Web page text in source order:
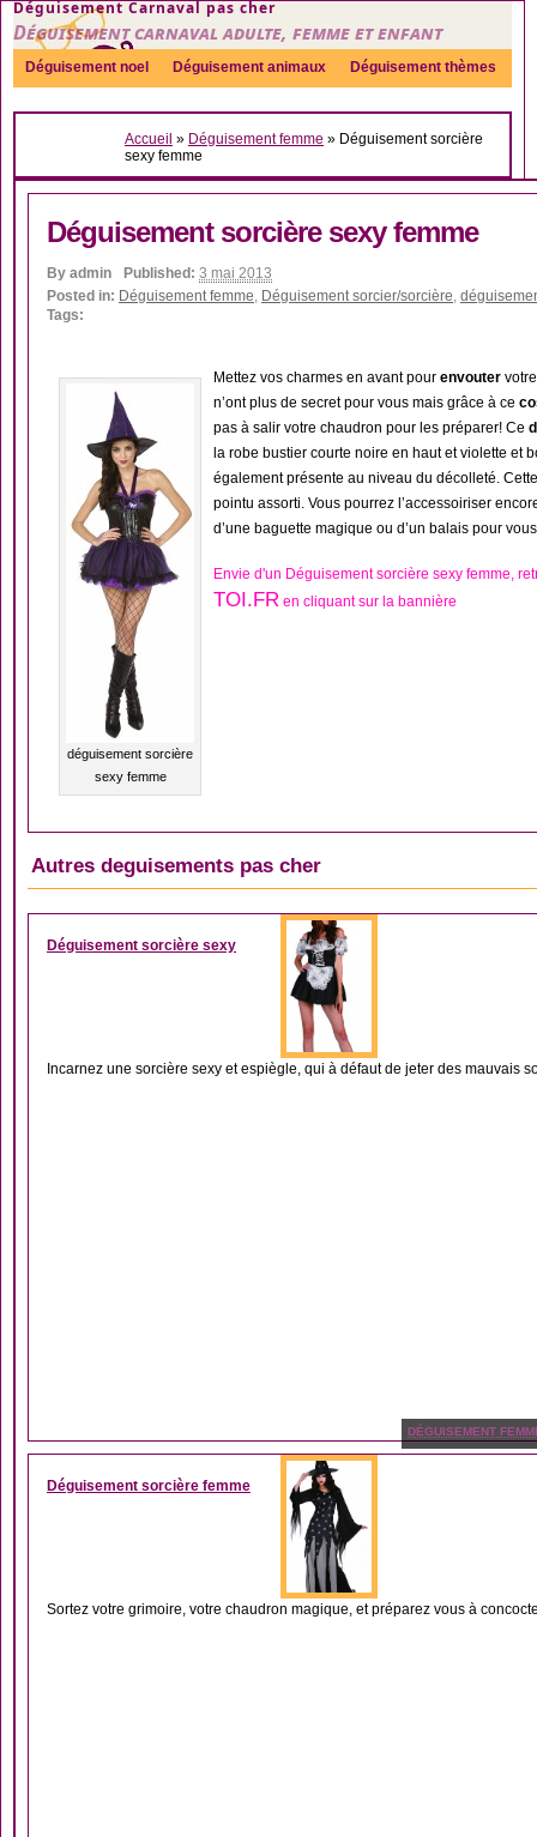
Déguisement Carnaval pas cher
Déguisement carnaval adulte, femme et enfant
Déguisement noel Déguisement animaux Déguisement thèmes
Sexy Déguisement couple Déguisements par genre Idées
Accueil » Déguisement femme » Déguisement sorcière
sexy femme
Déguisement sorcière sexy femme
By admin Published: 3 mai 2013
Posted in: Déguisement femme, Déguisement sorcier/sorcière,
Tags:
déguisement sorcière
sexy femme
Mettez vos charmes en avant pour envouter
n’ont plus de secret pour vous mais grâce à ce
pas à salir votre chaudron pour les préparer! Ce
la robe bustier courte noire en haut et violette et
également présente au niveau du décolleté.
pointu assorti. Vous pourrez l’accessoiriser
d’une baguette magique ou d’un balais pour
Envie d'un Déguisement sorcière sexy femme,
TOI.FR en cliquant sur la bannière
Autres deguisements pas cher
DÉGUISEMENT
Déguisement sorcière sexy
Incarnez une sorcière sexy et espiègle, qui à défaut de jeter des mauvais
DÉGUISEMENT
Déguisement sorcière femme
Sortez votre grimoire, votre chaudron magique, et préparez vous à